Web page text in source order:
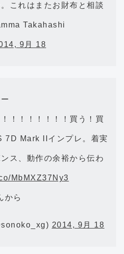
これはまたお財布と相談
Takahashi
9月 18
！！！！！！！買う！買
Mark IIインプレ。着実
ス、動作の余裕から伝わ
MbMXZ37Ny3
から
2014, 9月 18